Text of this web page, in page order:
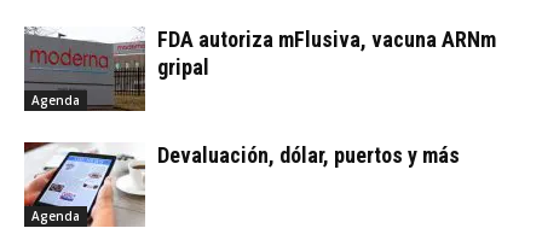
Agenda
FDA autoriza mFlusiva, vacuna ARNm
gripal
Agenda
Devaluación, dólar, puertos y más